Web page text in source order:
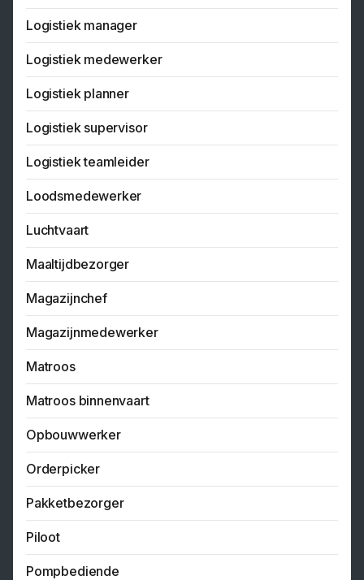
Logistiek manager
Logistiek medewerker
Logistiek planner
Logistiek supervisor
Logistiek teamleider
Loodsmedewerker
Luchtvaart
Maaltijdbezorger
Magazijnchef
Magazijnmedewerker
Matroos
Matroos binnenvaart
Opbouwwerker
Orderpicker
Pakketbezorger
Piloot
Pompbediende